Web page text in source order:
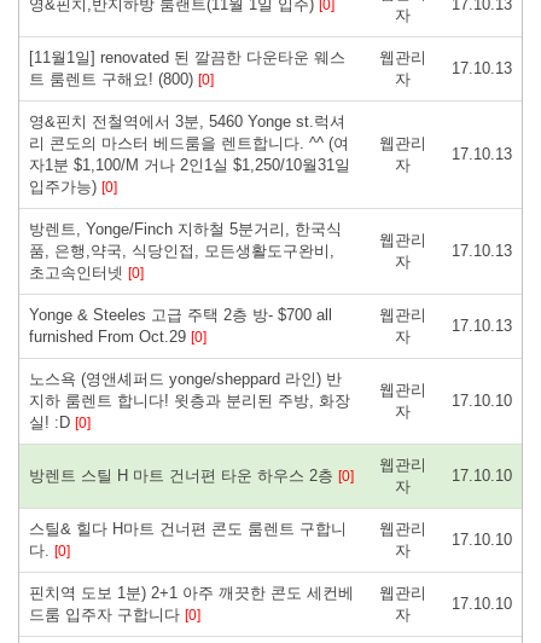
영&핀치,반지하방 룸랜트(11월 1일 입주) [0]
자
17.10.13
[11월1일] renovated 된 깔끔한 다운타운 웨스
트 룸렌트 구해요! (800) [0]
웹관리
자
17.10.13
영&핀치 전철역에서 3분, 5460 Yonge st.럭셔
리 콘도의 마스터 베드룸을 렌트합니다. ^^ (여
자1분 $1,100/M 거나 2인1실 $1,250/10월31일
입주가능) [0]
웹관리
자
17.10.13
방렌트, Yonge/Finch 지하철 5분거리, 한국식
품, 은행,약국, 식당인접, 모든생활도구완비,
초고속인터넷 [0]
웹관리
자
17.10.13
Yonge & Steeles 고급 주택 2층 방- $700 all
furnished From Oct.29 [0]
웹관리
자
17.10.13
노스욕 (영앤셰퍼드 yonge/sheppard 라인) 반
지하 룸렌트 합니다! 윗층과 분리된 주방, 화장
실! :D [0]
웹관리
자
17.10.10
방렌트 스틸 H 마트 건너편 타운 하우스 2층 [0]
웹관리
자
17.10.10
스틸& 힐다 H마트 건너편 콘도 룸렌트 구합니
다. [0]
웹관리
자
17.10.10
핀치역 도보 1분) 2+1 아주 깨끗한 콘도 세컨베
드룸 입주자 구합니다 [0]
웹관리
자
17.10.10